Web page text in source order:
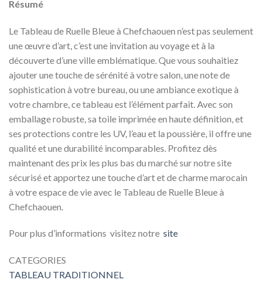
Résumé
Le Tableau de Ruelle Bleue à Chefchaouen n’est pas seulement
une œuvre d’art, c’est une invitation au voyage et à la
découverte d’une ville emblématique. Que vous souhaitiez
ajouter une touche de sérénité à votre salon, une note de
sophistication à votre bureau, ou une ambiance exotique à
votre chambre, ce tableau est l’élément parfait. Avec son
emballage robuste, sa toile imprimée en haute définition, et
ses protections contre les UV, l’eau et la poussière, il offre une
qualité et une durabilité incomparables. Profitez dès
maintenant des prix les plus bas du marché sur notre site
sécurisé et apportez une touche d’art et de charme marocain
à votre espace de vie avec le Tableau de Ruelle Bleue à
Chefchaouen.
Pour plus d’informations visitez notre site
CATEGORIES
TABLEAU TRADITIONNEL